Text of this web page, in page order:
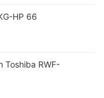
HP 66
Toshiba RWF-